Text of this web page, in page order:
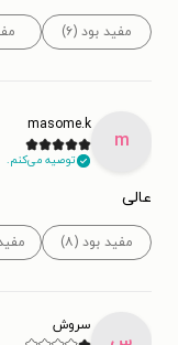
مفید بود (۶)
m
masome.k
توصیه می‌کنم.
عالی
مفید بود (۸)
سروش